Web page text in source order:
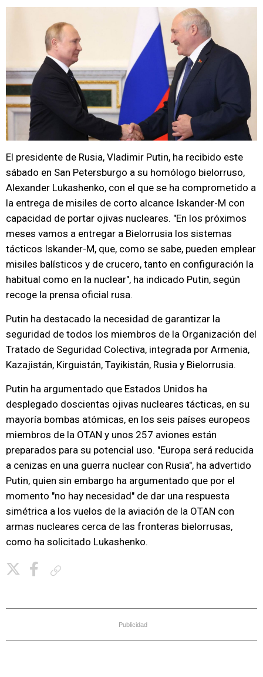
El presidente de Rusia, Vladimir Putin, ha recibido este
sábado en San Petersburgo a su homólogo bielorruso,
Alexander Lukashenko, con el que se ha comprometido a
la entrega de misiles de corto alcance Iskander-M con
capacidad de portar ojivas nucleares. "En los próximos
meses vamos a entregar a Bielorrusia los sistemas
tácticos Iskander-M, que, como se sabe, pueden emplear
misiles balísticos y de crucero, tanto en configuración la
habitual como en la nuclear", ha indicado Putin, según
recoge la prensa oficial rusa.
Putin ha destacado la necesidad de garantizar la
seguridad de todos los miembros de la Organización del
Tratado de Seguridad Colectiva, integrada por Armenia,
Kazajistán, Kirguistán, Tayikistán, Rusia y Bielorrusia.
Putin ha argumentado que Estados Unidos ha
desplegado doscientas ojivas nucleares tácticas, en su
mayoría bombas atómicas, en los seis países europeos
miembros de la OTAN y unos 257 aviones están
preparados para su potencial uso. "Europa será reducida
a cenizas en una guerra nuclear con Rusia", ha advertido
Putin, quien sin embargo ha argumentado que por el
momento "no hay necesidad" de dar una respuesta
simétrica a los vuelos de la aviación de la OTAN con
armas nucleares cerca de las fronteras bielorrusas,
como ha solicitado Lukashenko.
Publicidad